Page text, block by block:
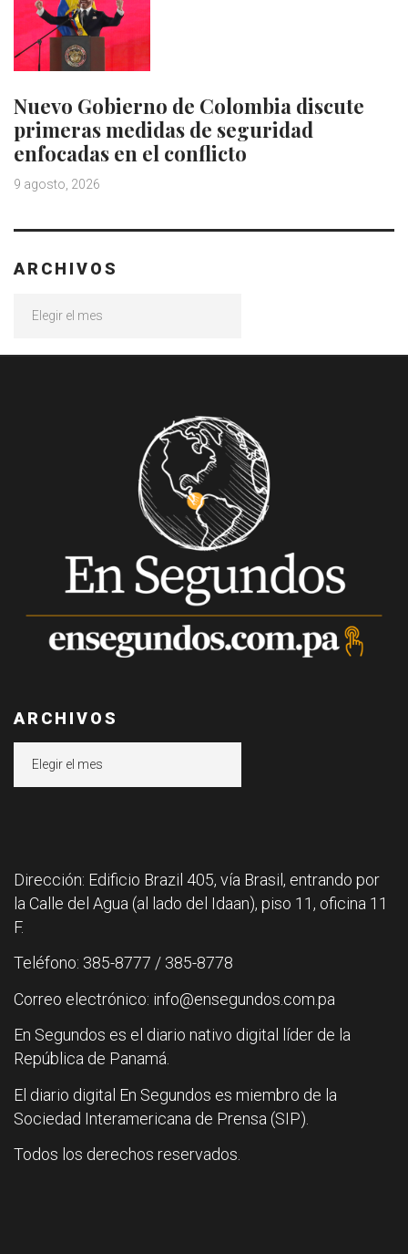
Nuevo Gobierno de Colombia discute
primeras medidas de seguridad
enfocadas en el conflicto
9 agosto, 2026
ARCHIVOS
ARCHIVOS
Dirección: Edificio Brazil 405, vía Brasil, entrando por
la Calle del Agua (al lado del Idaan), piso 11, oficina 11
F.
Teléfono: 385-8777 / 385-8778
Correo electrónico: info@ensegundos.com.pa
En Segundos es el diario nativo digital líder de la
República de Panamá.
El diario digital En Segundos es miembro de la
Sociedad Interamericana de Prensa (SIP).
Todos los derechos reservados.